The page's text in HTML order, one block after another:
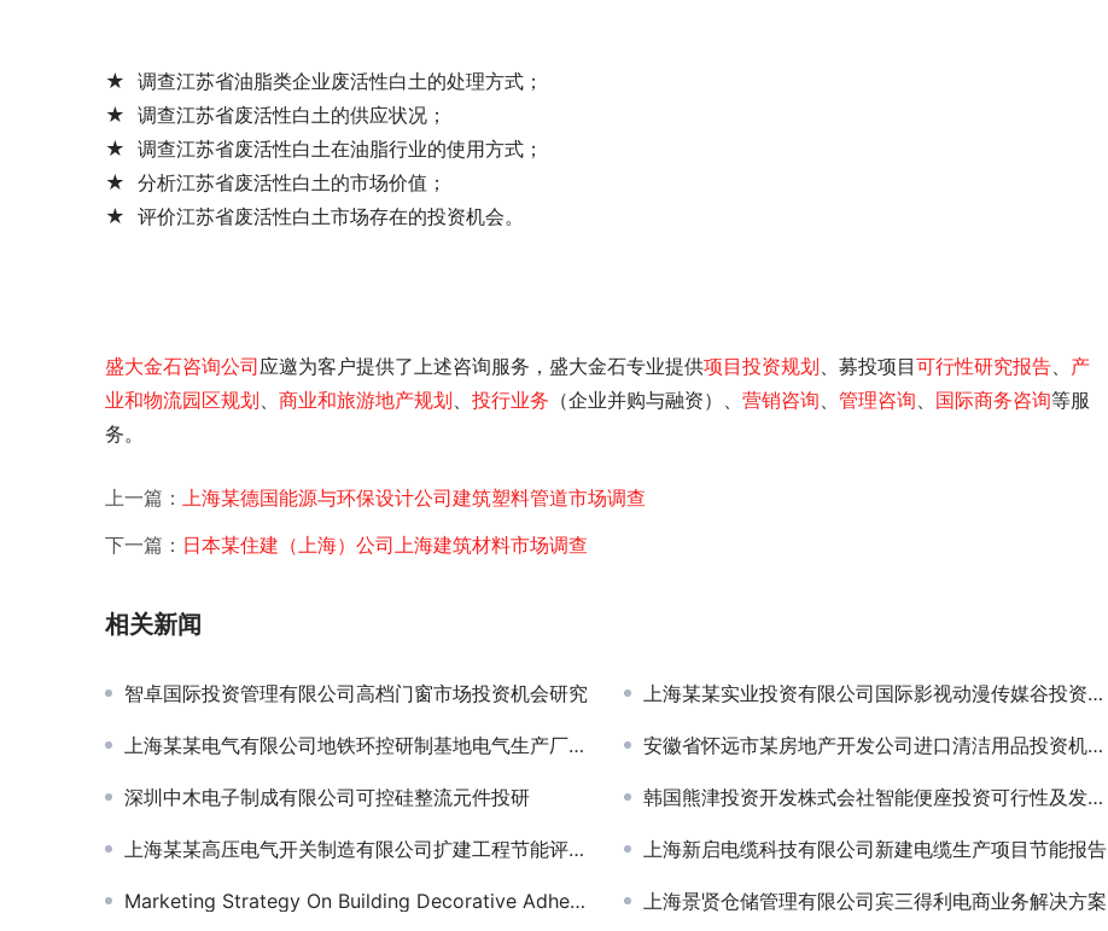
★ 调查江苏省油脂类企业废活性白土的处理方式；
★ 调查江苏省废活性白土的供应状况；
★ 调查江苏省废活性白土在油脂行业的使用方式；
★ 分析江苏省废活性白土的市场价值；
★ 评价江苏省废活性白土市场存在的投资机会。
盛大金石咨询公司应邀为客户提供了上述咨询服务，盛大金石专业提供项目投资规划、募投项目可行性研究报告、 产
业和物流园区规划、 商业和旅游地产规划、 投行业务 （企业并购与融资）、 营销咨询、 管理咨询、 国际商务咨询等服
务。
上一篇： 上海某德国能源与环保设计公司建筑塑料管道市场调查
下一篇： 日本某住建（上海）公司上海建筑材料市场调查
相关新闻
智卓国际投资管理有限公司高档门窗市场投资机会研究 上海某某实业投资有限公司国际影视动漫传媒谷投资规划项目签约
上海某某电气有限公司地铁环控研制基地电气生产厂房二期项目节能评估 安徽省怀远市某房地产开发公司进口清洁用品投资机会研究
深圳中木电子制成有限公司可控硅整流元件投研 韩国熊津投资开发株式会社智能便座投资可行性及发展策略研究
上海某某高压电气开关制造有限公司扩建工程节能评估报告 上海新启电缆科技有限公司新建电缆生产项目节能报告
Marketing Strategy On Building Decorative Adhesive Materials for CREST 上海景贤仓储管理有限公司宾三得利电商业务解决方案